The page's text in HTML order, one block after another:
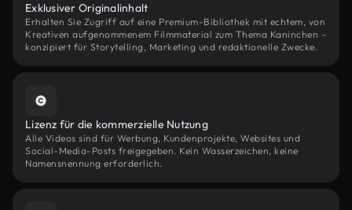
Exklusiver Originalinhalt
Erhalten Sie Zugriff auf eine Premium-Bibliothek mit echtem, von
Kreativen aufgenommenem Filmmaterial zum Thema Kaninchen –
konzipiert für Storytelling, Marketing und redaktionelle Zwecke.
Lizenz für die kommerzielle Nutzung
Alle Videos sind für Werbung, Kundenprojekte, Websites und
Social-Media-Posts freigegeben. Kein Wasserzeichen, keine
Namensnennung erforderlich.